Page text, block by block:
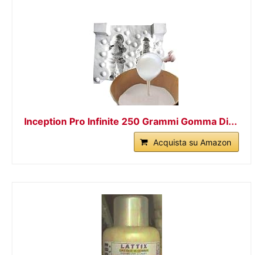
Inception Pro Infinite 250 Grammi Gomma Di...
Acquista su Amazon